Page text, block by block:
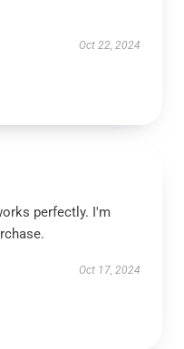
Oct 22, 2024
perfectly. I'm
Oct 17, 2024